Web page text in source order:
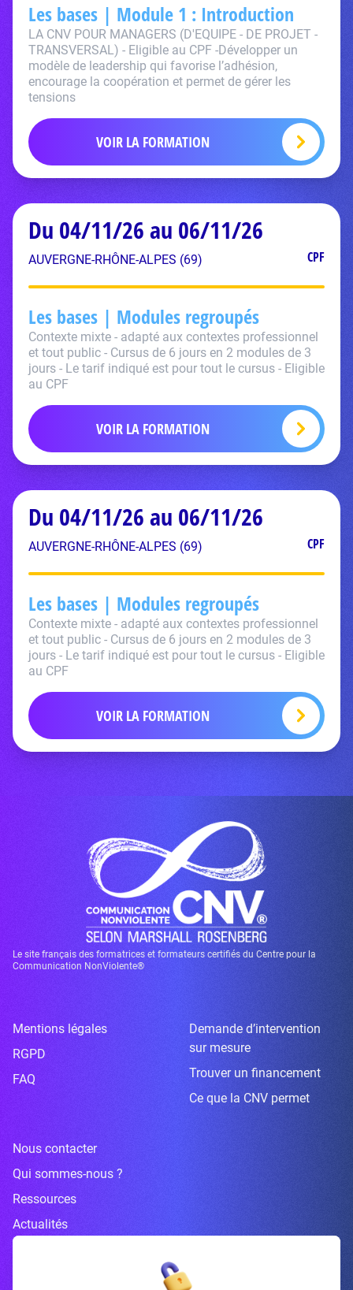
Les bases | Module 1 : Introduction
LA CNV POUR MANAGERS (D'EQUIPE - DE PROJET -
TRANSVERSAL) - Eligible au CPF -Développer un
modèle de leadership qui favorise l’adhésion,
encourage la coopération et permet de gérer les
tensions
VOIR LA FORMATION
Du 04/11/26 au 06/11/26
AUVERGNE-RHÔNE-ALPES (69) CPF
Les bases | Modules regroupés
Contexte mixte - adapté aux contextes professionnel
et tout public - Cursus de 6 jours en 2 modules de 3
jours - Le tarif indiqué est pour tout le cursus - Eligible
au CPF
VOIR LA FORMATION
Du 04/11/26 au 06/11/26
AUVERGNE-RHÔNE-ALPES (69) CPF
Les bases | Modules regroupés
Contexte mixte - adapté aux contextes professionnel
et tout public - Cursus de 6 jours en 2 modules de 3
jours - Le tarif indiqué est pour tout le cursus - Eligible
au CPF
VOIR LA FORMATION
Le site français des formatrices et formateurs certifiés du Centre pour la
Communication NonViolente®
Mentions légales
RGPD
FAQ
Demande d’intervention
sur mesure
Trouver un financement
Ce que la CNV permet
Nous contacter
Qui sommes-nous ?
Ressources
Actualités
Inscrivez-vous à la newsletter